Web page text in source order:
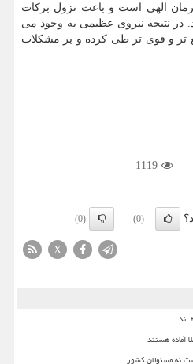
الهی است و باعث نزول برکات
نتیجه نیروی عظیمی به وجود می
تر و قوی تر طی کرده و بر مشکلات
1119
(0)
(0)
X
اند
آماده هستند
نه مسئولان کشور